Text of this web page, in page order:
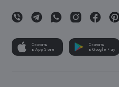
Скачать
в App Store
Скачать
в Google Play